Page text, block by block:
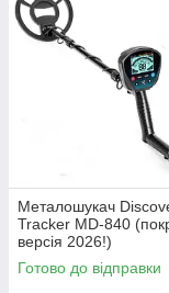
Металошукач
Tracker MD-840
версія 2026!)
Готово до відправки